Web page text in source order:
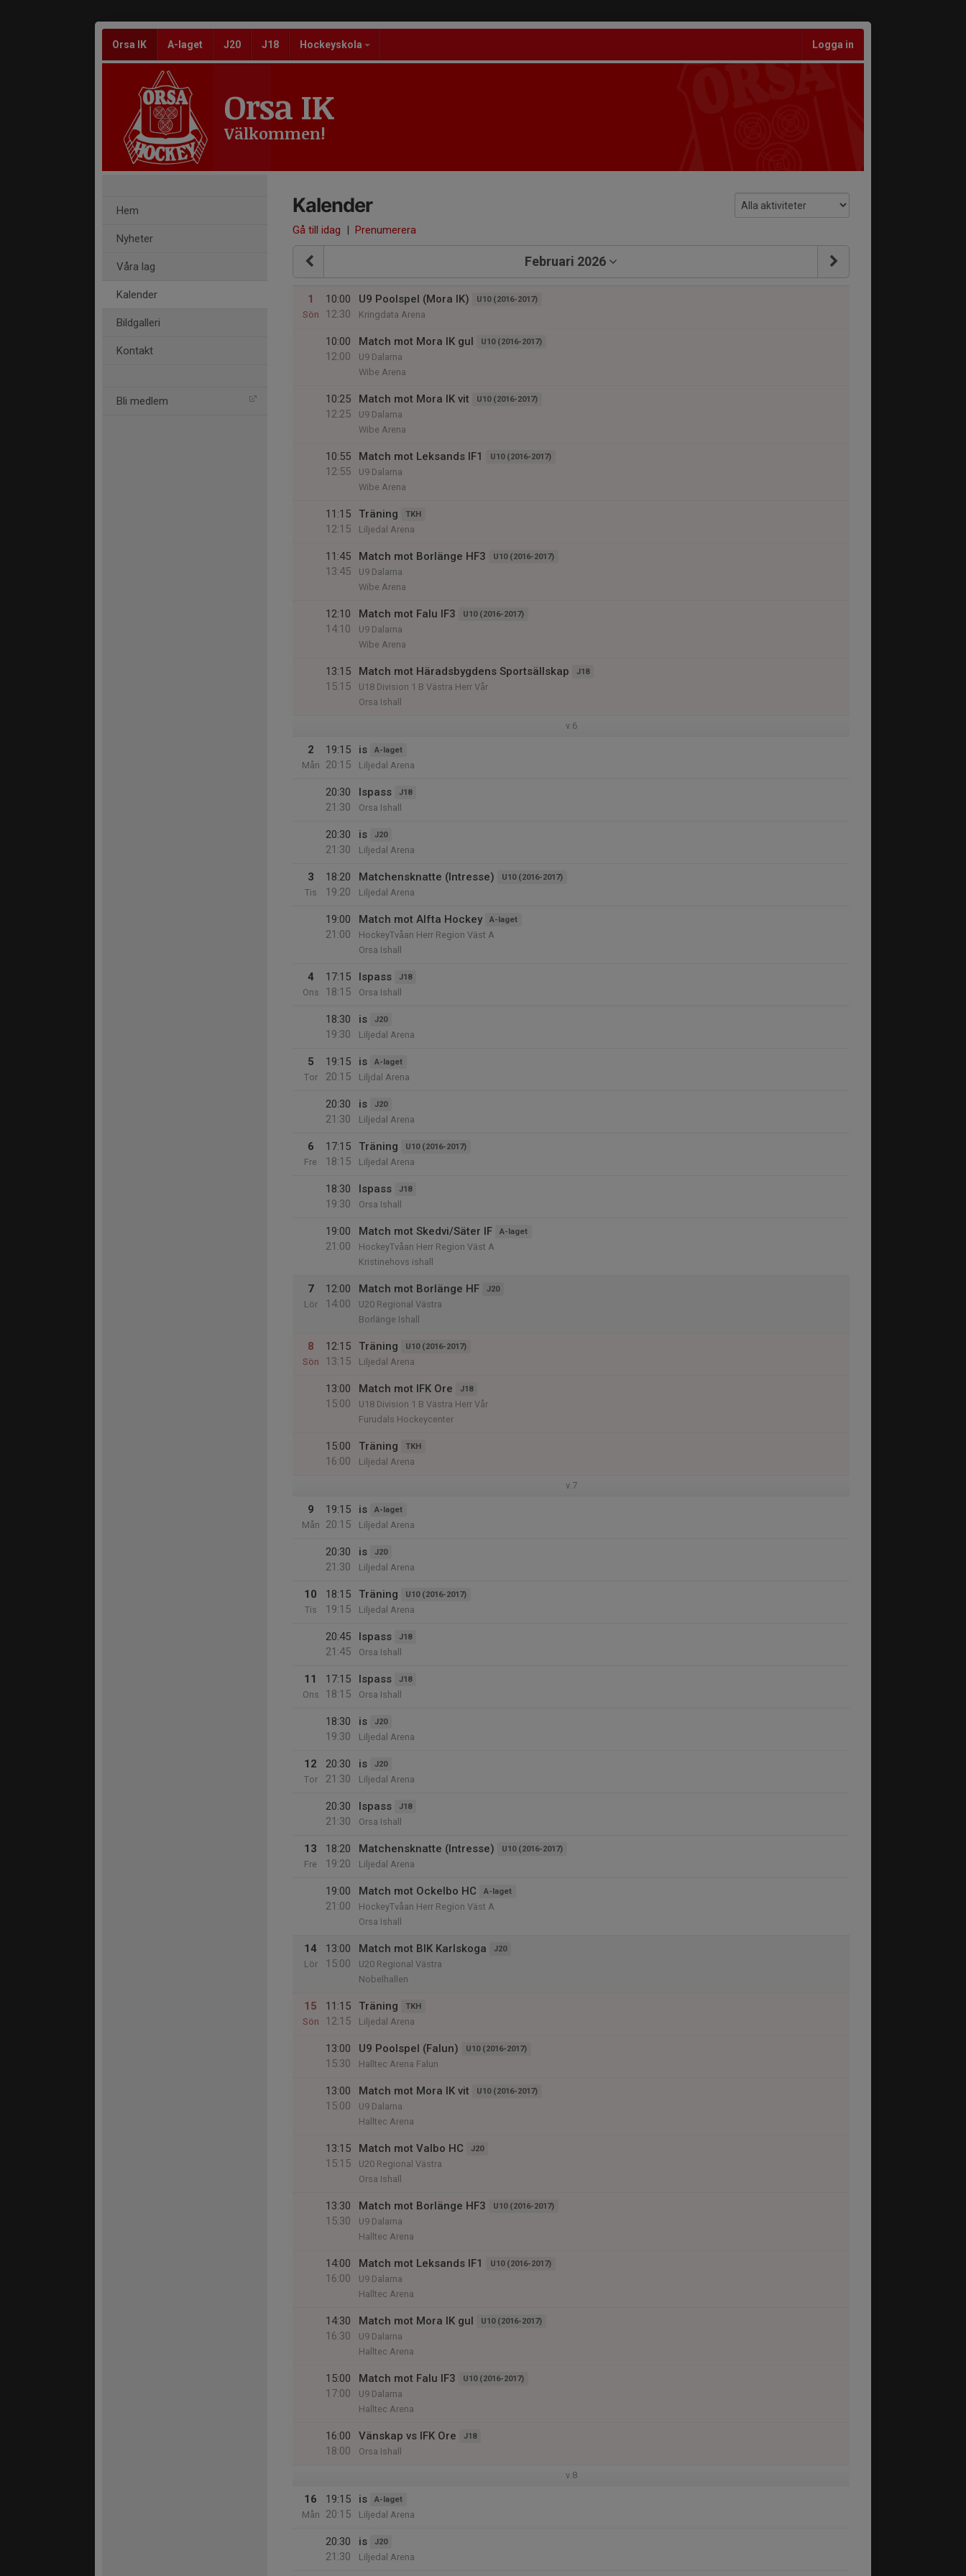
Orsa IK A-laget J20 J18 Hockeyskola Logga in
Orsa IK
Välkommen!
Hem
Nyheter
Våra lag
Kalender
Bildgalleri
Kontakt
Bli medlem
Kalender
Gå till idag | Prenumerera
Februari 2026
1
Sön
10:00
12:30
U9 Poolspel (Mora IK) U10 (2016-2017)
Kringdata Arena
10:00
12:00
Match mot Mora IK gul U10 (2016-2017)
U9 Dalarna
Wibe Arena
10:25
12:25
Match mot Mora IK vit U10 (2016-2017)
U9 Dalarna
Wibe Arena
10:55
12:55
Match mot Leksands IF1 U10 (2016-2017)
U9 Dalarna
Wibe Arena
11:15
12:15
Träning TKH
Liljedal Arena
11:45
13:45
Match mot Borlänge HF3 U10 (2016-2017)
U9 Dalarna
Wibe Arena
12:10
14:10
Match mot Falu IF3 U10 (2016-2017)
U9 Dalarna
Wibe Arena
13:15
15:15
Match mot Häradsbygdens Sportsällskap J18
U18 Division 1 B Västra Herr Vår
Orsa Ishall
v.6
2
Mån
19:15
20:15
is A-laget
Liljedal Arena
20:30
21:30
Ispass J18
Orsa Ishall
20:30
21:30
is J20
Liljedal Arena
3
Tis
18:20
19:20
Matchensknatte (Intresse) U10 (2016-2017)
Liljedal Arena
19:00
21:00
Match mot Alfta Hockey A-laget
HockeyTvåan Herr Region Väst A
Orsa Ishall
4
Ons
17:15
18:15
Ispass J18
Orsa Ishall
18:30
19:30
is J20
Liljedal Arena
5
Tor
19:15
20:15
is A-laget
Liljdal Arena
20:30
21:30
is J20
Liljedal Arena
6
Fre
17:15
18:15
Träning U10 (2016-2017)
Liljedal Arena
18:30
19:30
Ispass J18
Orsa Ishall
19:00
21:00
Match mot Skedvi/Säter IF A-laget
HockeyTvåan Herr Region Väst A
Kristinehovs ishall
7
Lör
12:00
14:00
Match mot Borlänge HF J20
U20 Regional Västra
Borlänge Ishall
8
Sön
12:15
13:15
Träning U10 (2016-2017)
Liljedal Arena
13:00
15:00
Match mot IFK Ore J18
U18 Division 1 B Västra Herr Vår
Furudals Hockeycenter
15:00
16:00
Träning TKH
Liljedal Arena
v.7
9
Mån
19:15
20:15
is A-laget
Liljedal Arena
20:30
21:30
is J20
Liljedal Arena
10
Tis
18:15
19:15
Träning U10 (2016-2017)
Liljedal Arena
20:45
21:45
Ispass J18
Orsa Ishall
11
Ons
17:15
18:15
Ispass J18
Orsa Ishall
18:30
19:30
is J20
Liljedal Arena
12
Tor
20:30
21:30
is J20
Liljedal Arena
20:30
21:30
Ispass J18
Orsa Ishall
13
Fre
18:20
19:20
Matchensknatte (Intresse) U10 (2016-2017)
Liljedal Arena
19:00
21:00
Match mot Ockelbo HC A-laget
HockeyTvåan Herr Region Väst A
Orsa Ishall
14
Lör
13:00
15:00
Match mot BIK Karlskoga J20
U20 Regional Västra
Nobelhallen
15
Sön
11:15
12:15
Träning TKH
Liljedal Arena
13:00
15:30
U9 Poolspel (Falun) U10 (2016-2017)
Halltec Arena Falun
13:00
15:00
Match mot Mora IK vit U10 (2016-2017)
U9 Dalarna
Halltec Arena
13:15
15:15
Match mot Valbo HC J20
U20 Regional Västra
Orsa Ishall
13:30
15:30
Match mot Borlänge HF3 U10 (2016-2017)
U9 Dalarna
Halltec Arena
14:00
16:00
Match mot Leksands IF1 U10 (2016-2017)
U9 Dalarna
Halltec Arena
14:30
16:30
Match mot Mora IK gul U10 (2016-2017)
U9 Dalarna
Halltec Arena
15:00
17:00
Match mot Falu IF3 U10 (2016-2017)
U9 Dalarna
Halltec Arena
16:00
18:00
Vänskap vs IFK Ore J18
Orsa Ishall
v.8
16
Mån
19:15
20:15
is A-laget
Liljedal Arena
20:30
21:30
is J20
Liljedal Arena